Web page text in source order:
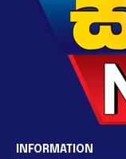
INFORMATION